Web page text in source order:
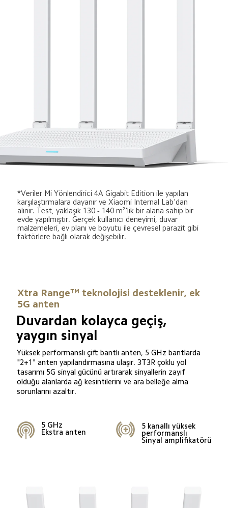
*Veriler Mi Yönlendirici 4A Gigabit Edition ile yapılan
karşılaştırmalara dayanır ve Xiaomi Internal Lab'dan
alınır. Test, yaklaşık 130 - 140 m²'lik bir alana sahip bir
evde yapılmıştır. Gerçek kullanıcı deneyimi, duvar
malzemeleri, ev planı ve boyutu ile çevresel parazit gibi
faktörlere bağlı olarak değişebilir.
Xtra Range™ teknolojisi desteklenir, ek
5G anten
Duvardan kolayca geçiş,
yaygın sinyal
Yüksek performanslı çift bantlı anten, 5 GHz bantlarda
"2+1" anten yapılandırmasına ulaşır. 3T3R çoklu yol
tasarımı 5G sinyal gücünü artırarak sinyallerin zayıf
olduğu alanlarda ağ kesintilerini ve ara belleğe alma
sorunlarını azaltır.
5 GHz
Ekstra anten
5 kanallı yüksek
performanslı
Sinyal amplifikatörü